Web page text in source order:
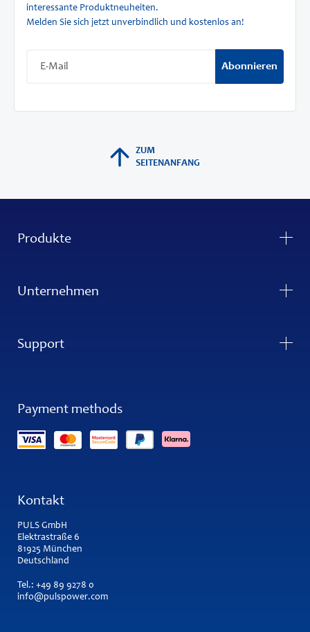
interessante Produktneuheiten.
Melden Sie sich jetzt unverbindlich und kostenlos an!
Abonnieren
ZUM
SEITENANFANG
Produkte
Unternehmen
Support
Payment methods
Kontakt
PULS GmbH
Elektrastraße 6
81925 München
Deutschland
Tel.: +49 89 9278 0
info@pulspower.com